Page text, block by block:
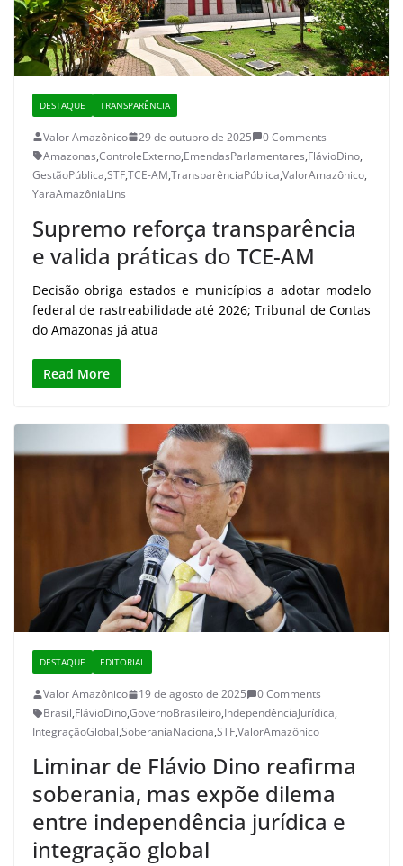
DESTAQUE TRANSPARÊNCIA
Valor Amazônico 29 de outubro de 2025
0 Comments
Amazonas,ControleExterno,EmendasParlamentares,FlávioDino,
GestãoPública,STF,TCE-AM,TransparênciaPública,ValorAmazônico,
YaraAmazôniaLins
Supremo reforça transparência
e valida práticas do TCE-AM
Decisão obriga estados e municípios a adotar modelo
federal de rastreabilidade até 2026; Tribunal de Contas
do Amazonas já atua
Read More
DESTAQUE EDITORIAL
Valor Amazônico 19 de agosto de 2025
0 Comments
Brasil,FlávioDino,GovernoBrasileiro,IndependênciaJurídica,
IntegraçãoGlobal,SoberaniaNaciona,STF,ValorAmazônico
Liminar de Flávio Dino reafirma
soberania, mas expõe dilema
entre independência jurídica e
integração global